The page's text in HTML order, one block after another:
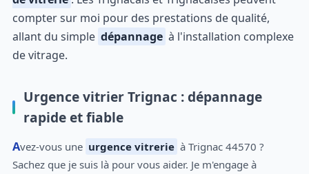
compter sur moi pour des prestations de qualité,
allant du simple dépannage à l'installation complexe
de vitrage.
Urgence vitrier Trignac : dépannage
rapide et fiable
Avez-vous une urgence vitrerie à Trignac 44570 ?
Sachez que je suis là pour vous aider. Je m'engage à